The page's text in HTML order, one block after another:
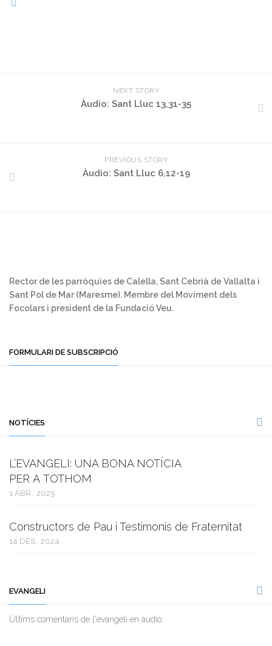
NEXT STORY
Àudio: Sant Lluc 13,31-35
PREVIOUS STORY
Àudio: Sant Lluc 6,12-19
Rector de les parròquies de Calella, Sant Cebrià de Vallalta i
Sant Pol de Mar (Maresme). Membre del Moviment dels
Focolars i president de la Fundació Veu.
FORMULARI DE SUBSCRIPCIÓ
NOTÍCIES
L’EVANGELI: UNA BONA NOTÍCIA
PER A TOTHOM
1 ABR., 2025
Constructors de Pau i Testimonis de Fraternitat
14 DES., 2024
EVANGELI
Ùltims comentaris de l'evangeli en àudio: